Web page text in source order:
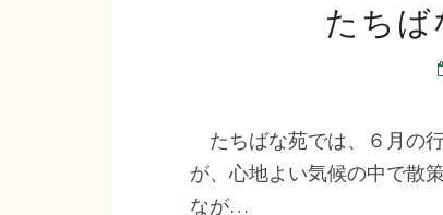
たち
たちばな苑では、６月の
が、心地よい気候の中で散
なが…